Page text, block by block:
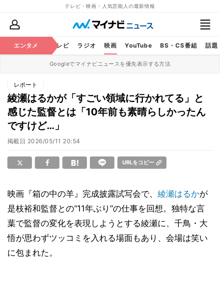
テレビ・映画・人気芸能人の最新情報
エンタメ
芸能 テレビ ラジオ 映画 YouTube BS・CS番組 話題
Googleでマイナビニュースを優先表示する方法
レポート
綾瀬はるかが「すごい領域に行かれてる」と
感じた監督とは「10年前も素晴らしかったん
ですけど…」
掲載日 2026/05/11 20:54
URLをコピー
映画『箱の中の羊』完成披露試写会で、 綾瀬はるかが
是枝裕和監督との“11年ぶり”の仕事を回想。独特な言
葉で監督の変化を表現しようとする綾瀬に、千鳥・大
悟が思わずツッコミを入れる場面もあり、会場は笑い
に包まれた。